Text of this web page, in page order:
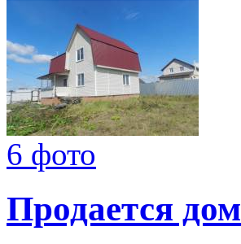
6 фото
Продается дом